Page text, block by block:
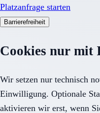
Platzanfrage starten
Barrierefreiheit
Cookies nur mit
Wir setzen nur technisch
Einwilligung. Optionale
aktivieren wir erst, wenn